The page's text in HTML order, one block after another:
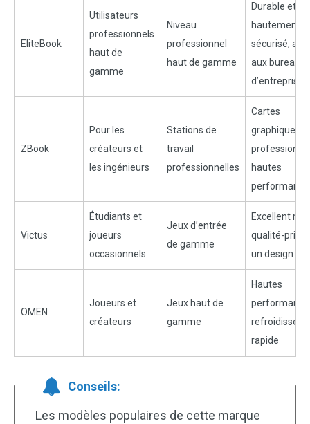
EliteBook
Utilisateurs
professionnels
haut de
gamme
Niveau
professionnel
haut de gamme
Durable et
hautement
sécurisé,
aux bureaux
d’entreprise
ZBook
Pour les
créateurs et
les ingénieurs
Stations de
travail
professionnelles
Cartes
graphiques
hautes
Victus
Étudiants et
joueurs
occasionnels
Jeux d’entrée
de gamme
Excellent
qualité-prix,
un design
OMEN
Joueurs et
créateurs
Jeux haut de
gamme
Hautes
rapide
Conseils:
Les modèles populaires de cette marque